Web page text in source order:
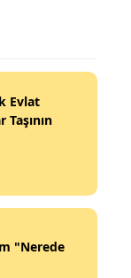
Evlat
"Nerede